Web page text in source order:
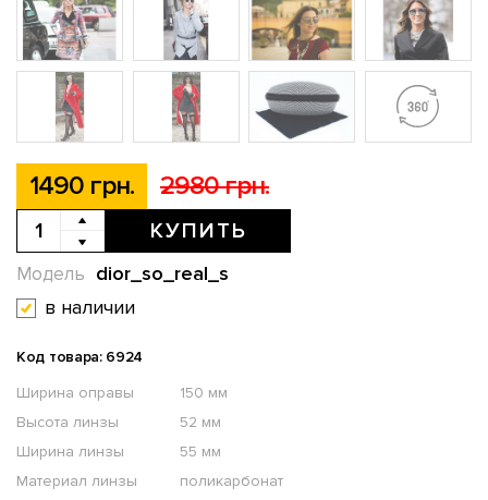
1490 грн. 2980 грн.
КУПИТЬ
dior_so_real_s
Модель
в наличии
Код товара: 6924
Ширина оправы
150 мм
Высота линзы
52 мм
Ширина линзы
55 мм
Материал линзы
поликарбонат